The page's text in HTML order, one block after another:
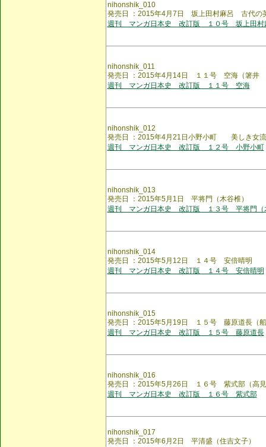
nihonshik_010
発売日 ：2015年4月7日 坂上田村麻呂 古代の
週刊 マンガ日本史 改訂版 １０号 坂上田村
nihonshik_011
発売日 ：2015年4月14日 １１号 空海（箸井
週刊 マンガ日本史 改訂版 １１号 空海
nihonshik_012
発売日 ：2015年4月21日小野小町 美しき女
週刊 マンガ日本史 改訂版 １２号 小野小町
nihonshik_013
発売日 ：2015年5月1日 平将門（木谷椎）
週刊 マンガ日本史 改訂版 １３号 平将門（
nihonshik_014
発売日 ：2015年5月12日 １４号 安倍晴明
週刊 マンガ日本史 改訂版 １４号 安倍晴明
nihonshik_015
発売日 ：2015年5月19日 １５号 藤原道長（
週刊 マンガ日本史 改訂版 １５号 藤原道長
nihonshik_016
発売日 ：2015年5月26日 １６号 紫式部（高
週刊 マンガ日本史 改訂版 １６号 紫式部
nihonshik_017
発売日 ：2015年6月2日 平清盛（住吉文子）